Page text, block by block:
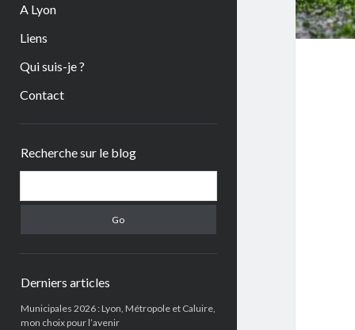
A Lyon
Liens
Qui suis-je ?
Contact
Recherche sur le blog
Derniers articles
Municipales 2026 : Lyon, Métropole et Caluire,
mon choix pour l’avenir